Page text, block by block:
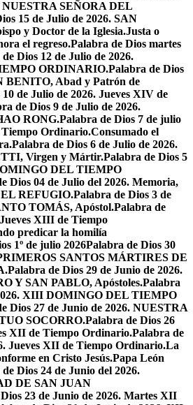
NUESTRA SEÑORA DEL
15 de Julio de 2026. SAN
y Doctor de la Iglesia.Justa o
el regreso.Palabra de Dios martes
Dios 12 de Julio de 2026.
ORDINARIO.Palabra de Dios
BENITO, Abad y Patrón de
de Julio de 2026. Jueves XIV de
de Dios 9 de Julio de 2026.
RONG.Palabra de Dios 7 de julio
Ordinario.Consumado el
Palabra de Dios 6 de Julio de 2026.
Virgen y Mártir.Palabra de Dios 5
DEL TIEMPO
Dios 04 de Julio del 2026. Memoria,
REFUGIO.Palabra de Dios 3 de
TOMÁS, Apóstol.Palabra de
XIII de Tiempo
predicar la homilía
1º de julio 2026Palabra de Dios 30
SANTOS MÁRTIRES DE
Palabra de Dios 29 de Junio de 2026.
Y SAN PABLO, Apóstoles.Palabra
XIII DOMINGO DEL TIEMPO
Dios 27 de Junio de 2026. NUESTRA
SOCORRO.Palabra de Dios 26
XII de Tiempo Ordinario.Palabra de
Jueves XII de Tiempo Ordinario.La
en Cristo Jesús.Papa León
Dios 24 de Junio del 2026.
DE SAN JUAN
23 de Junio de 2026. Martes XII